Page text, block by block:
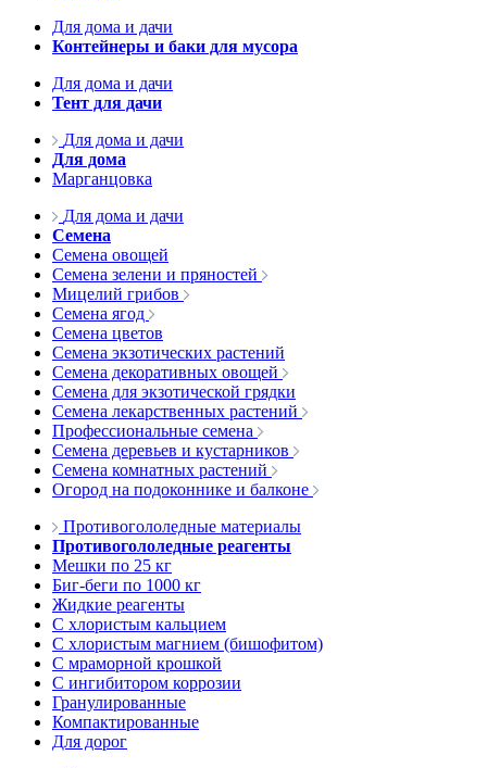
Для дома и дачи
Контейнеры и баки для мусора
Для дома и дачи
Тент для дачи
Для дома и дачи
Для дома
Марганцовка
Для дома и дачи
Семена
Семена овощей
Семена зелени и пряностей
Мицелий грибов
Семена ягод
Семена цветов
Семена экзотических растений
Семена декоративных овощей
Семена для экзотической грядки
Семена лекарственных растений
Профессиональные семена
Семена деревьев и кустарников
Семена комнатных растений
Огород на подоконнике и балконе
Противогололедные материалы
Противогололедные реагенты
Мешки по 25 кг
Биг-беги по 1000 кг
Жидкие реагенты
С хлористым кальцием
С хлористым магнием (бишофитом)
С мраморной крошкой
С ингибитором коррозии
Гранулированные
Компактированные
Для дорог